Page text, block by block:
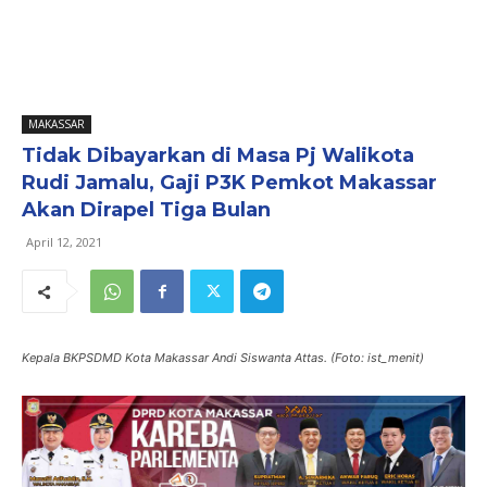
MAKASSAR
Tidak Dibayarkan di Masa Pj Walikota
Rudi Jamalu, Gaji P3K Pemkot Makassar
Akan Dirapel Tiga Bulan
April 12, 2021
Kepala BKPSDMD Kota Makassar Andi Siswanta Attas. (Foto: ist_menit)